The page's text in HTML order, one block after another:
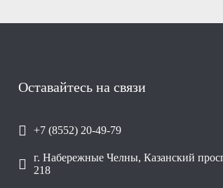
Оставайтесь на связи
+7 (8552) 20-49-79
г. Набережные Челны, Казанский
218